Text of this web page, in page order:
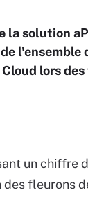
solution
l'ensemble
lors
un chiffre
des fleurons